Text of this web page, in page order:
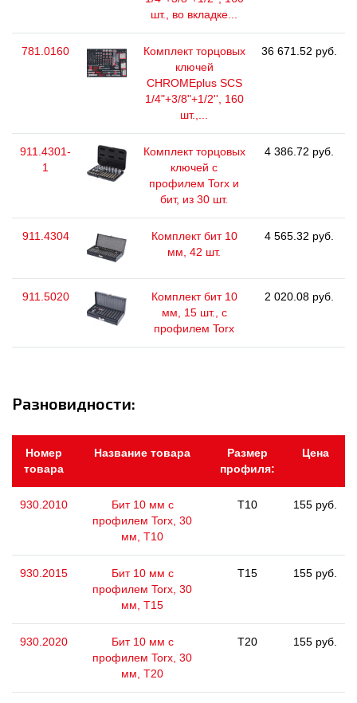
шт., во вкладке...
781.0160
Комплект торцовых
ключей
CHROMEplus SCS
1/4"+3/8"+1/2'', 160
шт.,...
36 671.52 руб.
911.4301-
1
Комплект торцовых
ключей с
профилем Torx и
бит, из 30 шт.
4 386.72 руб.
911.4304
Комплект бит 10
мм, 42 шт.
4 565.32 руб.
911.5020
Комплект бит 10
мм, 15 шт., с
профилем Torx
2 020.08 руб.
Разновидности:
Номер
товара
Название товара
Размер
профиля:
Цена
930.2010
Бит 10 мм с
профилем Torx, 30
мм, Т10
T10 155 руб.
930.2015
Бит 10 мм с
профилем Torx, 30
мм, Т15
T15 155 руб.
930.2020
Бит 10 мм с
профилем Torx, 30
мм, Т20
T20 155 руб.